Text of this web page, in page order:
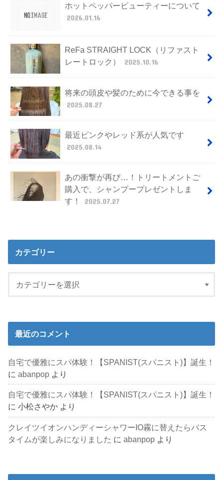
ホットペッパービューティーについて
2026.01.16
ReFa STRAIGHT LOCK（リファスト
レートロック）
2025.10.16
将来の頭皮や髪のために今できる事を
2025.08.27
最近ピンクやレッド系が人気です
2025.08.14
あの衝撃が再び…！トリートメントご
購入で、シャンプープレゼントしま
す！
2025.07.27
カテゴリー
最近のコメント
自宅で優雅にスパ体験！【SPANIST(スパニスト)】誕生！
にabanpop より
自宅で優雅にスパ体験！【SPANIST(スパニスト)】誕生！
に小松さやか より
クレイツイオンハンディーシャワーIO霧に替えたらバス
タイムが楽しみになりました にabanpop より